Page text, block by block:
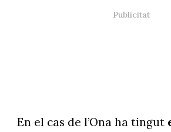
En el cas de l’Ona ha tingut